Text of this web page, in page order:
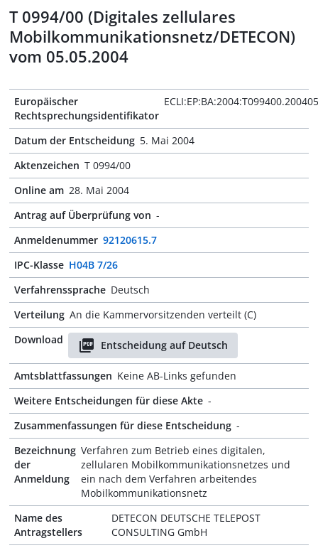
T 0994/00 (Digitales zellulares
Mobilkommunikationsnetz/DETECON)
vom 05.05.2004
Europäischer
Rechtsprechungsidentifikator
Datum der Entscheidung 5. Mai 2004
Aktenzeichen T 0994/00
Online am 28. Mai 2004
Antrag auf Überprüfung von -
Anmeldenummer 92120615.7
IPC-Klasse H04B 7/26
Verfahrenssprache Deutsch
Verteilung An die Kammervorsitzenden verteilt (C)
Download
Entscheidung auf Deutsch
Amtsblattfassungen Keine AB-Links gefunden
Weitere Entscheidungen für diese Akte -
Zusammenfassungen für diese Entscheidung -
Bezeichnung
der
Anmeldung
Verfahren zum Betrieb eines digitalen,
zellularen Mobilkommunikationsnetzes und
ein nach dem Verfahren arbeitendes
Mobilkommunikationsnetz
Name des
Antragstellers
DETECON DEUTSCHE TELEPOST
CONSULTING GmbH